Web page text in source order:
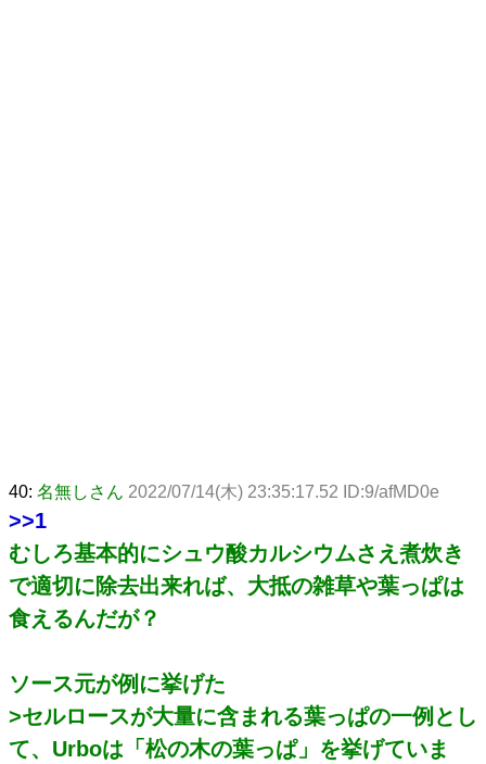
40: 名無しさん 2022/07/14(木) 23:35:17.52 ID:9/afMD0e
>>1
むしろ基本的にシュウ酸カルシウムさえ煮炊き
で適切に除去出来れば、大抵の雑草や葉っぱは
食えるんだが？
ソース元が例に挙げた
>セルロースが大量に含まれる葉っぱの一例とし
て、Urboは「松の木の葉っぱ」を挙げていま